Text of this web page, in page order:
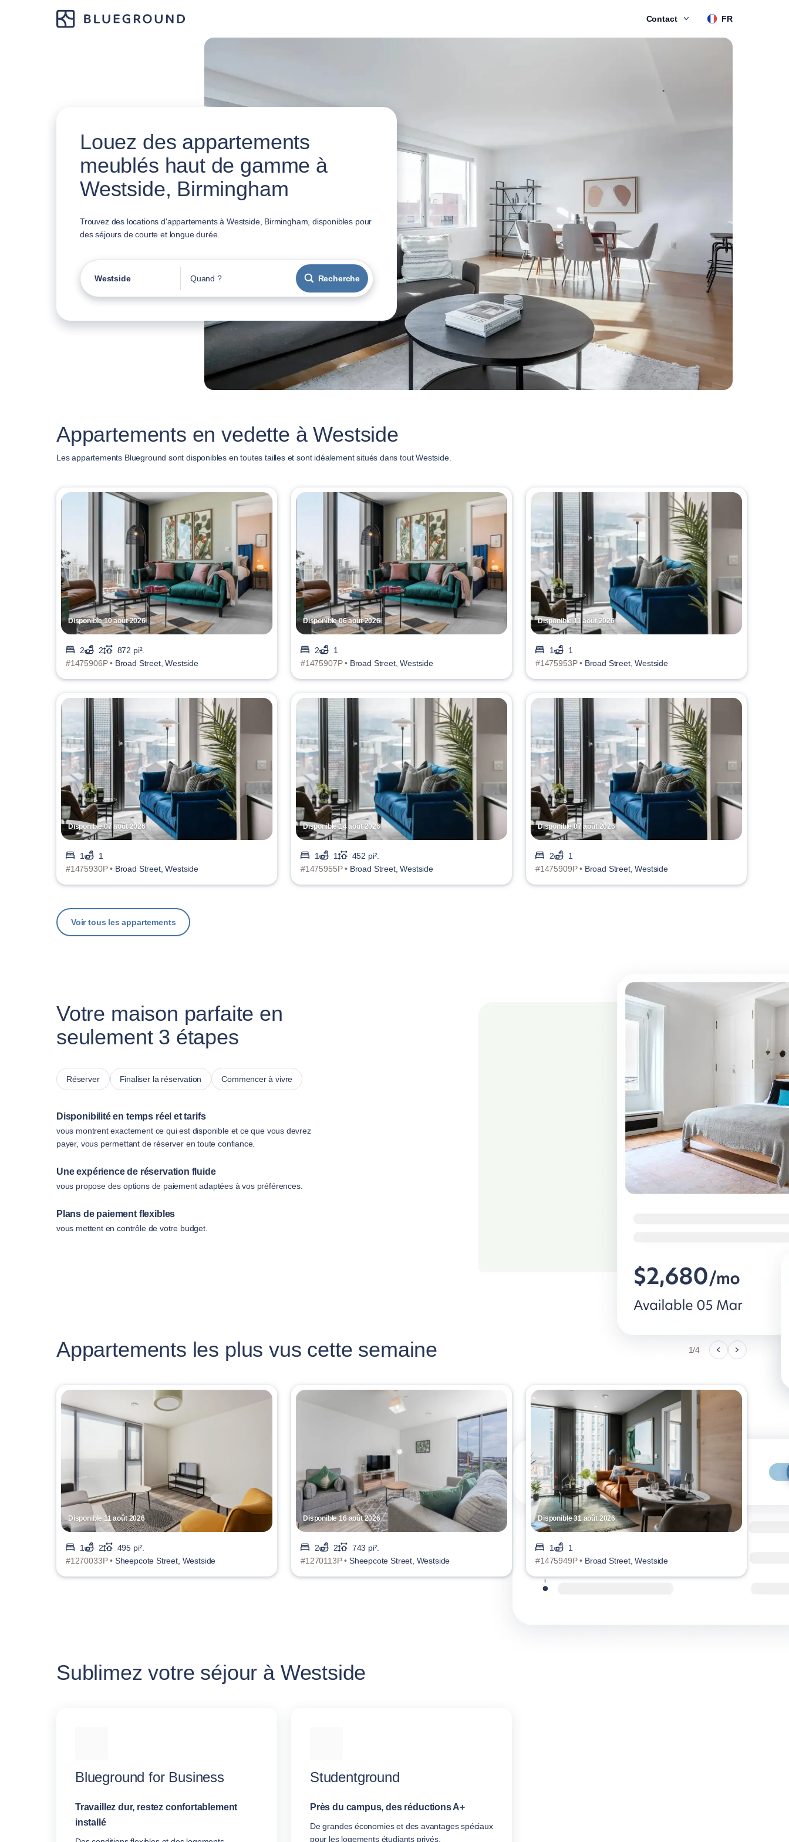
Contact FR
Louez des appartements
meublés haut de gamme à
Westside, Birmingham
Trouvez des locations d'appartements à Westside, Birmingham, disponibles pour
des séjours de courte et longue durée.
Westside Quand ? Recherche
Appartements en vedette à Westside
Les appartements Blueground sont disponibles en toutes tailles et sont idéalement situés dans tout Westside.
Disponible 10 août 2026
2 2
872 pi².
#1475906P • Broad Street, Westside
Disponible 06 août 2026
2
1
#1475907P • Broad Street, Westside
Disponible 11 août 2026
1
1
#1475953P • Broad Street, Westside
Disponible 07 août 2026
1
1
#1475930P • Broad Street, Westside
Disponible 14 août 2026
1 1
452 pi².
#1475955P • Broad Street, Westside
Disponible 07 août 2026
2
1
#1475909P • Broad Street, Westside
Voir tous les appartements
Votre maison parfaite en
seulement 3 étapes
Réserver Finaliser la réservation Commencer à vivre
Disponibilité en temps réel et tarifs
vous montrent exactement ce qui est disponible et ce que vous devrez
payer, vous permettant de réserver en toute confiance.
Une expérience de réservation fluide
vous propose des options de paiement adaptées à vos préférences.
Plans de paiement flexibles
vous mettent en contrôle de votre budget.
Appartements les plus vus cette semaine 1/4
Disponible 11 août 2026
1 2
495 pi².
#1270033P • Sheepcote Street, Westside
Disponible 16 août 2026
2 2
743 pi².
#1270113P • Sheepcote Street, Westside
Disponible 31 août 2026
1
1
#1475949P • Broad Street, Westside
Sublimez votre séjour à Westside
Blueground for Business
Travaillez dur, restez confortablement
installé
Studentground
Près du campus, des réductions A+
De grandes économies et des avantages spéciaux
pour les logements étudiants privés.